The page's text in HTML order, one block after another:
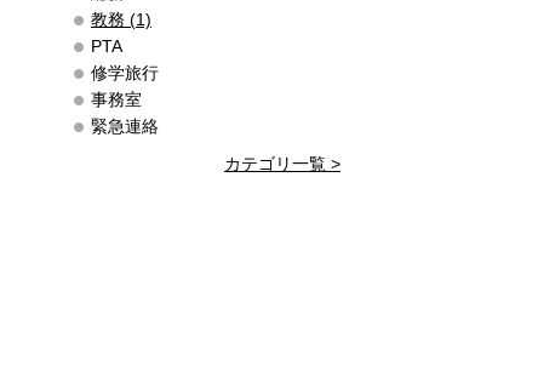
教務 (1)
PTA
修学旅行
事務室
緊急連絡
カテゴリ一覧 >